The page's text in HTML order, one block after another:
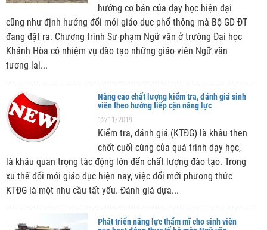
hướng cơ bản của dạy học hiện đại
cũng như định hướng đổi mới giáo dục phổ thông mà Bộ GD ĐT
đang đặt ra. Chương trình Sư phạm Ngữ văn ở trường Đại học
Khánh Hòa có nhiệm vụ đào tạo những giáo viên Ngữ văn
tương lai...
Nâng cao chất lượng kiểm tra, đánh giá sinh
viên theo hướng tiếp cận năng lực
12/11/2019
Kiểm tra, đánh giá (KTĐG) là khâu then
chốt cuối cùng của quá trình dạy học,
là khâu quan trọng tác động lớn đến chất lượng đào tạo. Trong
xu thế đổi mới giáo dục hiện nay, việc đổi mới phương thức
KTĐG là một nhu cầu tất yếu. Đánh giá dựa...
Phát triển năng lực thẩm mĩ cho sinh viên